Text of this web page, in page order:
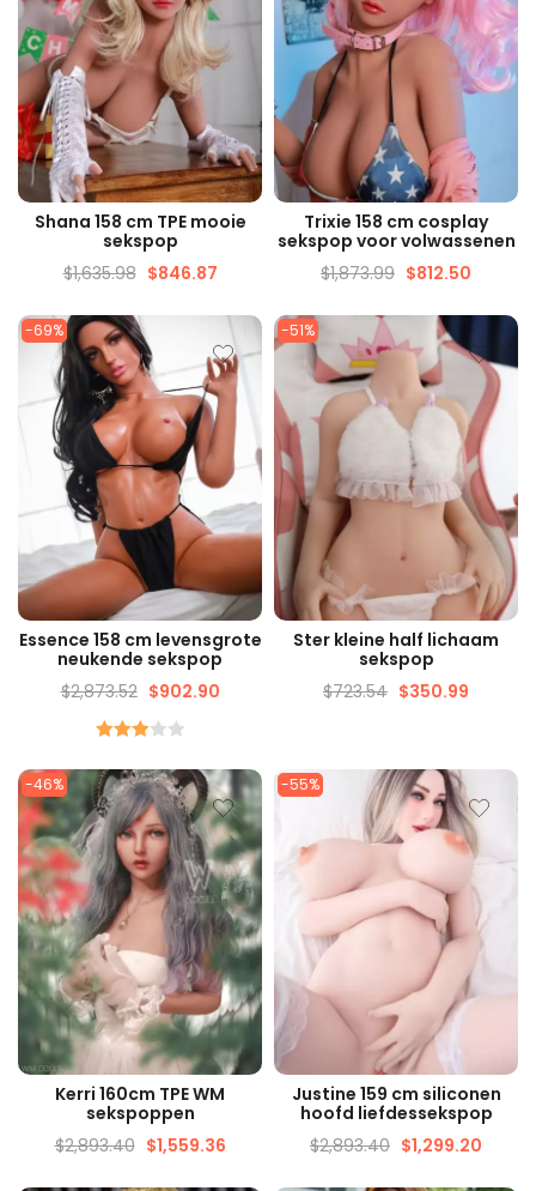
SNELLE WEERGAVE
Shana 158 cm TPE mooie
sekspop
$1,635.98 $846.87
SNELLE WEERGAVE
Trixie 158 cm cosplay
sekspop voor volwassenen
$1,873.99 $812.50
-69%
SNELLE WEERGAVE
Essence 158 cm levensgrote
neukende sekspop
$2,873.52 $902.90
3.00
Van de
5
-51%
SNELLE WEERGAVE
Ster kleine half lichaam
sekspop
$723.54 $350.99
-46%
SNELLE WEERGAVE
Kerri 160cm TPE WM
sekspoppen
$2,893.40 $1,559.36
-55%
SNELLE WEERGAVE
Justine 159 cm siliconen
hoofd liefdessekspop
$2,893.40 $1,299.20